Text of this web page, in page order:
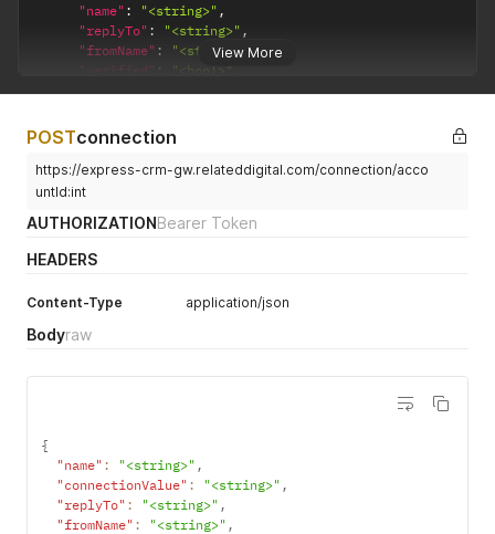
View More
"name" : "<string>" ,
"replyTo" : "<string>" ,
"fromName" : "<string>" ,
"verified" : "<bool>"
"isDomainOwner": "<bool>"
]
POSTconnection
https://express-crm-gw.relateddigital.com/connection/acco
untId:int
AUTHORIZATIONBearer Token
HEADERS
Content-Type application/json
Bodyraw
{
"name" : "<string>" ,
"connectionValue" : "<string>" ,
"replyTo" : "<string>" ,
"fromName" : "<string>" ,